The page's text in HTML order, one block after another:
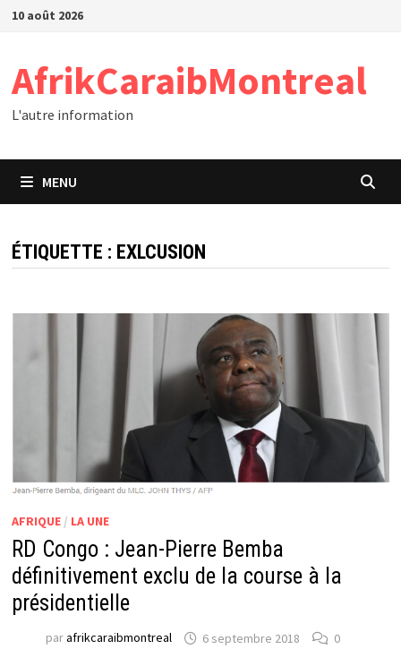
Passer
10 août 2026
AfrikCaraibMontreal
L'autre information
MENU
ÉTIQUETTE : EXLCUSION
AFRIQUE/ LA UNE
RD Congo : Jean-Pierre Bemba
définitivement exclu de la course à la
présidentielle
parafrikcaraibmontreal 6 septembre 2018 0